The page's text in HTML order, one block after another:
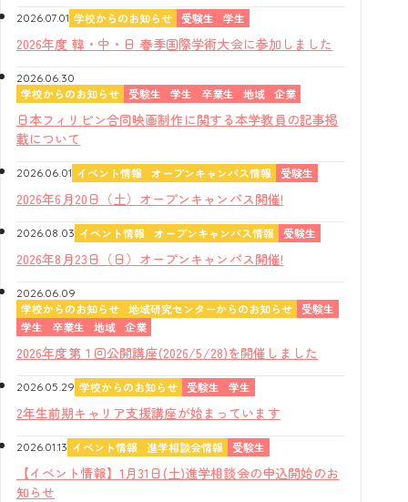
2026.07.01 学校からのお知らせ 受験生 学生
2026年度 韓・中・日 春季国際学術大会に参加しました
2026.06.30
学校からのお知らせ 受験生 学生 卒業生 地域 企業
日本フィリピン合同映画制作に関する本学教員の記事掲
載について
2026.06.01 イベント情報 オープンキャンパス情報 受験生
2026年6月20日（土）オープンキャンパス開催!
2026.08.03 イベント情報 オープンキャンパス情報 受験生
2026年8月23日（日）オープンキャンパス開催!
2026.06.09
学校からのお知らせ 地域研究センターからのお知らせ
受験生
学生
卒業生 地域 企業
2026年度第１回公開講座(2026/5/28)を開催しました
2026.05.29 学校からのお知らせ 受験生 学生
2年生前期キャリア支援講座が始まっています
2026.01.13 イベント情報 進学相談会情報 受験生
【イベント情報】1月31日(土)進学相談会の申込開始のお
知らせ